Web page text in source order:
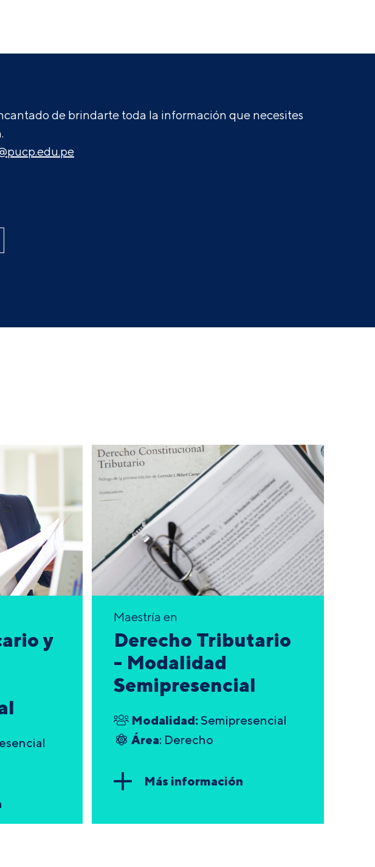
de brindarte toda la información que necesites
y
Maestría en
Derecho Tributario
- Modalidad
Semipresencial
Modalidad: Semipresencial
Área: Derecho
Más información